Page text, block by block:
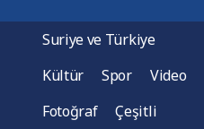
Suriye ve Türkiye
Kültür
Spor
Video
Fotoğraf
Çeşitli